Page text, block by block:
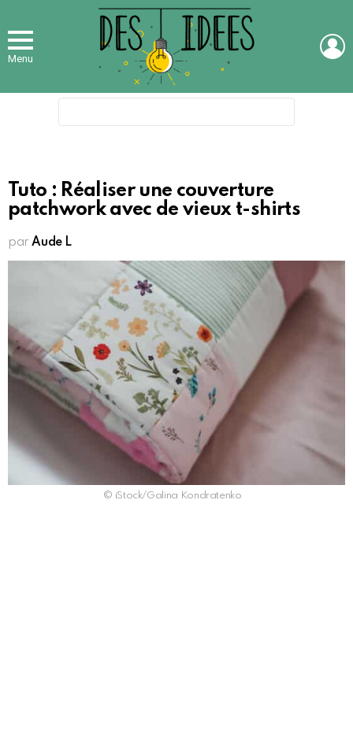
Menu
Tuto : Réaliser une couverture
patchwork avec de vieux t-shirts
par Aude L
© iStock/Galina Kondratenko